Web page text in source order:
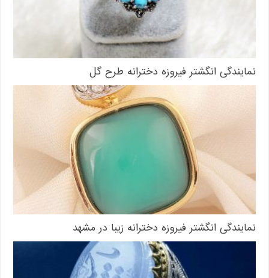
نمایندگی انگشتر فیروزه دخترانه طرح گل
نمایندگی انگشتر فیروزه دخترانه زیبا در مشهد